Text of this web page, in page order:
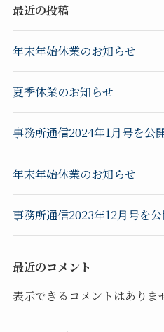
最近の投稿
年末年始休業のお知らせ
夏季休業のお知らせ
事務所通信2024年1月号を公
年末年始休業のお知らせ
事務所通信2023年12月号を公
最近のコメント
表示できるコメントはありま